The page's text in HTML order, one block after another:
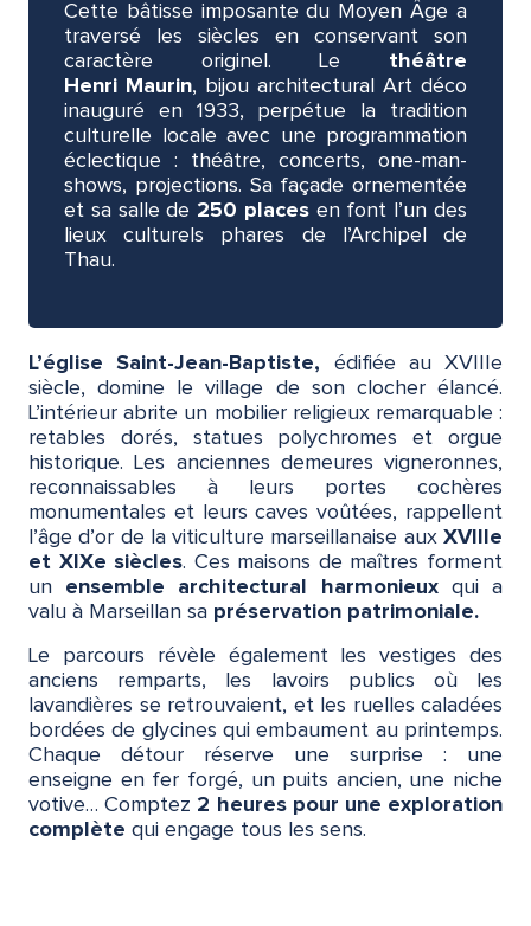
Cette bâtisse imposante du Moyen Âge a
traversé les siècles en conservant son
caractère originel. Le théâtre
Henri Maurin, bijou architectural Art déco
inauguré en 1933, perpétue la tradition
culturelle locale avec une programmation
éclectique : théâtre, concerts, one-man-
shows, projections. Sa façade ornementée
et sa salle de 250 placesen font l’un des
lieux culturels phares de l’Archipel de
Thau.
L’église Saint-Jean-Baptiste, édifiée au XVIIIe
siècle, domine le village de son clocher élancé.
L’intérieur abrite un mobilier religieux remarquable :
retables dorés, statues polychromes et orgue
historique. Les anciennes demeures vigneronnes,
reconnaissables à leurs portes cochères
monumentales et leurs caves voûtées, rappellent
l’âge d’or de la viticulture marseillanaise aux XVIIIe
et XIXe siècles. Ces maisons de maîtres forment
un ensemble architectural harmonieuxqui a
valu à Marseillan sa préservation patrimoniale.
Le parcours révèle également les vestiges des
anciens remparts, les lavoirs publics où les
lavandières se retrouvaient, et les ruelles caladées
bordées de glycines qui embaument au printemps.
Chaque détour réserve une surprise : une
enseigne en fer forgé, un puits ancien, une niche
votive… Comptez 2 heures pour une exploration
complète qui engage tous les sens.